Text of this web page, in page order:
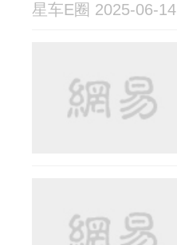
星车E圈 2025-06-14